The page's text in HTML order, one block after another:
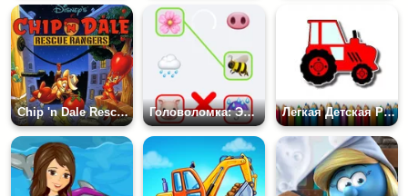
Chip 'n Dale Rescue Rangers Головоломка: Эмоджи Легкая Детская Раскраска: Трактор